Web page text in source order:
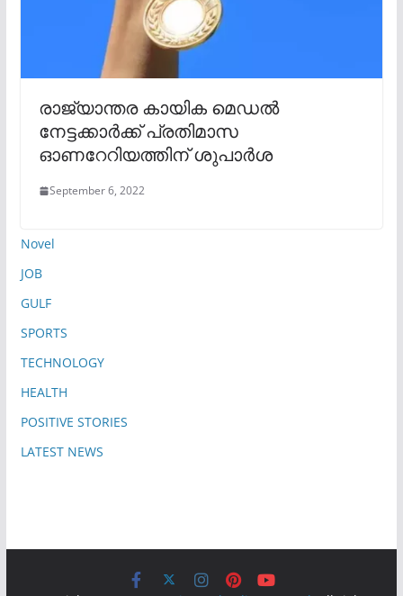
രാജ്യാന്തര കായിക മെഡൽ
നേട്ടക്കാർക്ക് പ്രതിമാസ
ഓണറേറിയത്തിന് ശുപാർശ
September 6, 2022
Novel
JOB
GULF
SPORTS
TECHNOLOGY
HEALTH
POSITIVE STORIES
LATEST NEWS